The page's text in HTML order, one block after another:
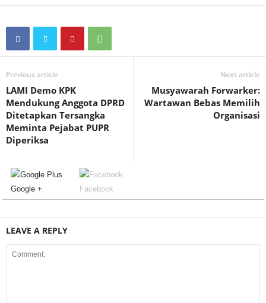
Previous article
LAMI Demo KPK
Mendukung Anggota DPRD
Ditetapkan Tersangka
Meminta Pejabat PUPR
Diperiksa
Next article
Musyawarah Forwarker:
Wartawan Bebas Memilih
Organisasi
Google + Facebook
LEAVE A REPLY